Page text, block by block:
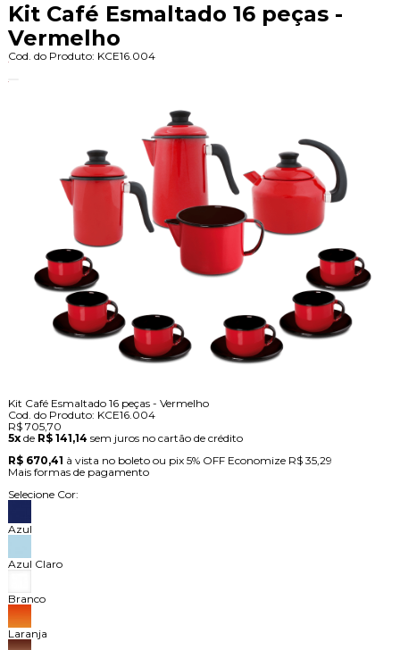
Kit Café Esmaltado 16 peças -
Vermelho
Cod. do Produto: KCE16.004
Kit Café Esmaltado 16 peças - Vermelho
Cod. do Produto: KCE16.004
R$ 705,70
5xde R$ 141,14 sem juros no cartão de crédito
R$ 670,41 à vista no boleto ou pix 5% OFF Economize R$ 35,29
Mais formas de pagamento
Selecione Cor:
Azul
Azul Claro
Branco
Laranja